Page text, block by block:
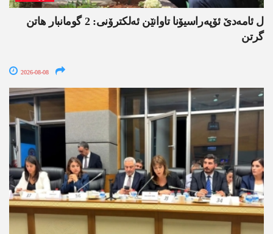
ل ئامەدێ ئۆپەراسیۆنا تاوانێن ئەلکترۆنی: 2 گومانبار ھاتن
گرتن
2026-08-08